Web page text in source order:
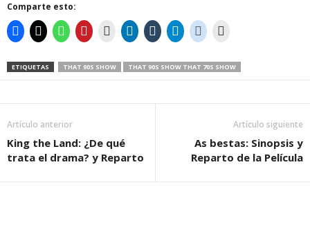
Comparte esto:
ETIQUETAS THAT 90S SHOW THAT 90S SHOW THAT 70S SHOW
Artículo anterior
King the Land: ¿De qué
trata el drama? y Reparto
Artículo siguiente
As bestas: Sinopsis y
Reparto de la Película